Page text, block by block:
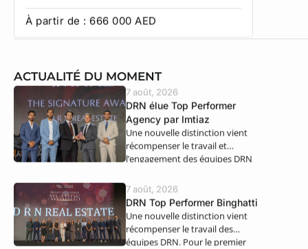
À partir de : 666 000 AED
ACTUALITÉ DU MOMENT
7 août, 2026
DRN élue Top Performer
Agency par Imtiaz
Une nouvelle distinction vient
récompenser le travail et
l’engagement des équipes DRN
7 août, 2026
DRN Top Performer Binghatti
Une nouvelle distinction vient
récompenser le travail des
équipes DRN. Pour le premier